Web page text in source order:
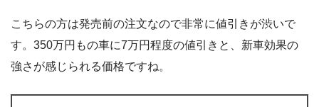
こちらの方は発売前の注文なので非常に値引きが渋いで
す。350万円もの車に7万円程度の値引きと、新車効果の
強さが感じられる価格ですね。